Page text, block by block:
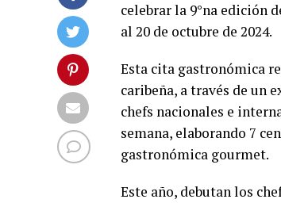
celebrar la 9°na edición
al 20 de octubre de 2024.
Esta cita gastronómica
caribeña, a través de un
chefs nacionales e
semana, elaborando 7
gastronómica gourmet.
Este año, debutan los